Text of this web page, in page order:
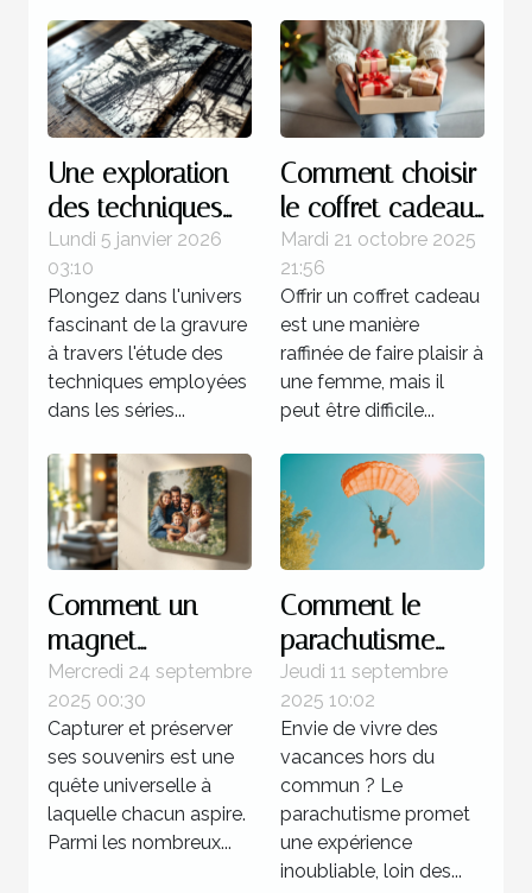
Une exploration
des techniques
de gravure
utilisées dans les
séries célèbres de
Picasso
Lundi 5 janvier 2026
03:10
Plongez dans l'univers
fascinant de la gravure
à travers l'étude des
techniques employées
dans les séries...
Comment choisir
le coffret cadeau
idéal pour
chaque type de
femme ?
Mardi 21 octobre 2025
21:56
Offrir un coffret cadeau
est une manière
raffinée de faire plaisir à
une femme, mais il
peut être difficile...
Comment un
magnet
personnalisé peut
capturer vos
souvenirs
uniques ?
Mercredi 24 septembre
2025 00:30
Capturer et préserver
ses souvenirs est une
quête universelle à
laquelle chacun aspire.
Parmi les nombreux...
Comment le
parachutisme
peut transformer
votre perception
des vacances ?
Jeudi 11 septembre
2025 10:02
Envie de vivre des
vacances hors du
commun ? Le
parachutisme promet
une expérience
inoubliable, loin des...